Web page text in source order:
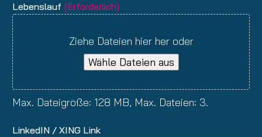
Lebenslauf (Erforderlich)
Ziehe Dateien hier her oder
Wähle Dateien aus
Max. Dateigröße: 128 MB, Max. Dateien: 3.
LinkedIN / XING Link